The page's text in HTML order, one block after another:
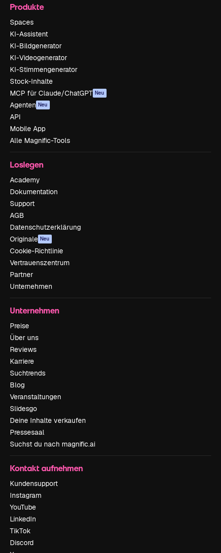
Produkte
Spaces
KI-Assistent
KI-Bildgenerator
KI-Videogenerator
KI-Stimmengenerator
Stock-Inhalte
MCP für Claude/ChatGPT Neu
Agenten Neu
API
Mobile App
Alle Magnific-Tools
Loslegen
Academy
Dokumentation
Support
AGB
Datenschutzerklärung
Originale Neu
Cookie-Richtlinie
Vertrauenszentrum
Partner
Unternehmen
Unternehmen
Preise
Über uns
Reviews
Karriere
Suchtrends
Blog
Veranstaltungen
Slidesgo
Deine Inhalte verkaufen
Pressesaal
Suchst du nach magnific.ai
Kontakt aufnehmen
Kundensupport
Instagram
YouTube
LinkedIn
TikTok
Discord